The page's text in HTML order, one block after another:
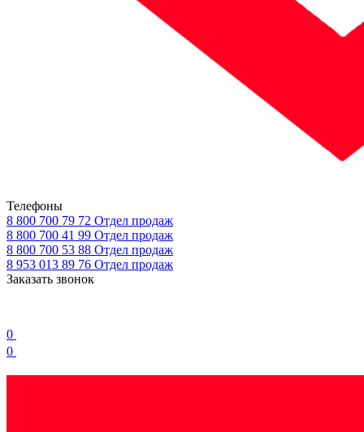
Телефоны
8 800 700 79 72 Отдел продаж
8 800 700 41 99 Отдел продаж
8 800 700 53 88 Отдел продаж
8 953 013 89 76 Отдел продаж
Заказать звонок
0
0